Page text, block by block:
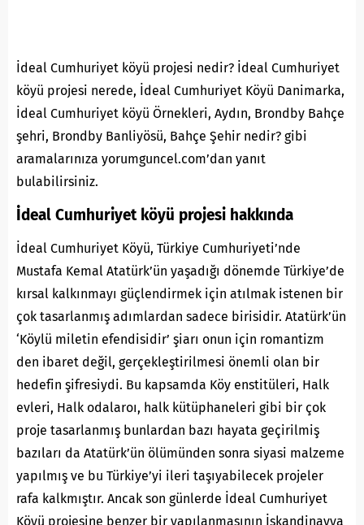
İdeal Cumhuriyet köyü projesi nedir? İdeal Cumhuriyet
köyü projesi nerede, İdeal Cumhuriyet Köyü Danimarka,
İdeal Cumhuriyet köyü Örnekleri, Aydın, Brondby Bahçe
şehri, Brondby Banliyösü, Bahçe Şehir nedir? gibi
aramalarınıza yorumguncel.com’dan yanıt
bulabilirsiniz.
İdeal Cumhuriyet köyü projesi hakkında
İdeal Cumhuriyet Köyü, Türkiye Cumhuriyeti’nde
Mustafa Kemal Atatürk’ün yaşadığı dönemde Türkiye’de
kırsal kalkınmayı güçlendirmek için atılmak istenen bir
çok tasarlanmış adımlardan sadece birisidir. Atatürk’ün
‘Köylü miletin efendisidir’ şiarı onun için romantizm
den ibaret değil, gerçekleştirilmesi önemli olan bir
hedefin şifresiydi. Bu kapsamda Köy enstitüleri, Halk
evleri, Halk odalaroı, halk kütüphaneleri gibi bir çok
proje tasarlanmış bunlardan bazı hayata geçirilmiş
bazıları da Atatürk’ün ölümünden sonra siyasi malzeme
yapılmış ve bu Türkiye’yi ileri taşıyabilecek projeler
rafa kalkmıştır. Ancak son günlerde İdeal Cumhuriyet
Köyü projesine benzer bir yapılanmasının İskandinavya